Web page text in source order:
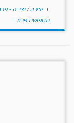
ב יצירה/יצירה -
תחפושת פרח